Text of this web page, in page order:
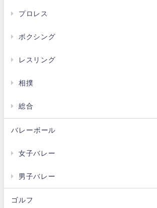
プロレス
ボクシング
レスリング
相撲
総合
バレーボール
女子バレー
男子バレー
ゴルフ